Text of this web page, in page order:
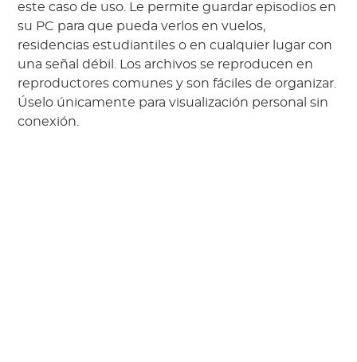
este caso de uso. Le permite guardar episodios en
su PC para que pueda verlos en vuelos,
residencias estudiantiles o en cualquier lugar con
una señal débil. Los archivos se reproducen en
reproductores comunes y son fáciles de organizar.
Úselo únicamente para visualización personal sin
conexión.